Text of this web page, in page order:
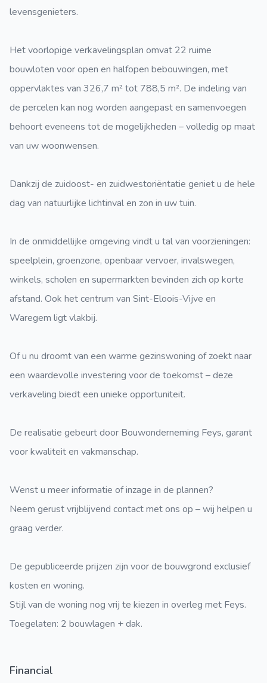
levensgenieters.
Het voorlopige verkavelingsplan omvat 22 ruime
bouwloten voor open en halfopen bebouwingen, met
oppervlaktes van 326,7 m² tot 788,5 m². De indeling van
de percelen kan nog worden aangepast en samenvoegen
behoort eveneens tot de mogelijkheden – volledig op maat
van uw woonwensen.
Dankzij de zuidoost- en zuidwestoriëntatie geniet u de hele
dag van natuurlijke lichtinval en zon in uw tuin.
In de onmiddellijke omgeving vindt u tal van voorzieningen:
speelplein, groenzone, openbaar vervoer, invalswegen,
winkels, scholen en supermarkten bevinden zich op korte
afstand. Ook het centrum van Sint-Eloois-Vijve en
Waregem ligt vlakbij.
Of u nu droomt van een warme gezinswoning of zoekt naar
een waardevolle investering voor de toekomst – deze
verkaveling biedt een unieke opportuniteit.
De realisatie gebeurt door Bouwonderneming Feys, garant
voor kwaliteit en vakmanschap.
Wenst u meer informatie of inzage in de plannen?
Neem gerust vrijblijvend contact met ons op – wij helpen u
graag verder.
De gepubliceerde prijzen zijn voor de bouwgrond exclusief
kosten en woning.
Stijl van de woning nog vrij te kiezen in overleg met Feys.
Toegelaten: 2 bouwlagen + dak.
Financial